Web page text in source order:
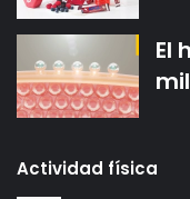
El
Actividad física